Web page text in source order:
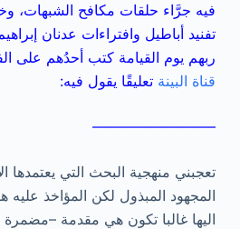
فيه جرَّاء حلقات مكافح الشبهات،
تفنيد أباطيل وافتراءات عدنان
ربهم يوم القيامة كتب أحدُهم على
قناة البينة تعليقًا يقول فيه:
————————–
تعجبني منهجية البحث التي يعتمدها
المجهود المبذول لكن المؤاخذ عليه
اليها غالبا تكون هي مقدمة